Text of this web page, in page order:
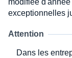
modifiée
exceptionnelles
Attention
Dans les